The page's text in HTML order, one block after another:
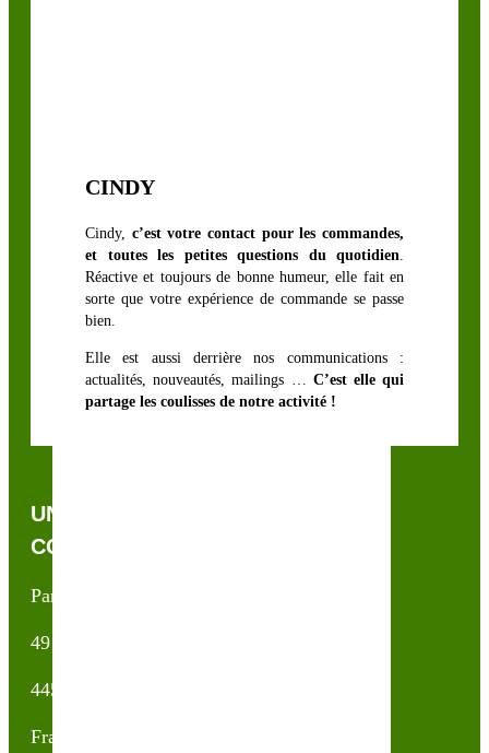
CINDY
Cindy, c’est votre contact pour les commandes,
et toutes les petites questions du quotidien.
Réactive et toujours de bonne humeur, elle fait en
sorte que votre expérience de commande se passe
bien.
Elle est aussi derrière nos communications :
actualités, nouveautés, mailings … C’est elle qui
partage les coulisses de notre activité !
UNE QUESTION, UN CONSEIL ?
CONTACTEZ-NOUS !
Partner & Co SAS
49 avenue du Général de Gaulle
44500 La Baule Escoublac
France